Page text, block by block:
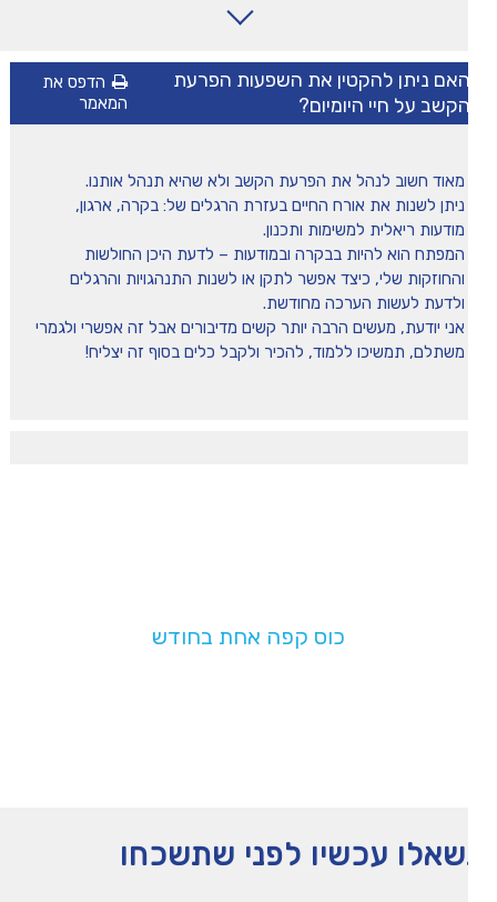
מאמרים
טיפים
משחקים ופעילויות
הכה את המומחה
כוס קפה אחת בחודש
ניתן להקטין את השפעות הפרעת
על חיי היומיום?
הדפס את
המאמר
מאוד חשוב לנהל את הפרעת הקשב ולא שהיא תנהל אותנו.
ניתן לשנות את אורח החיים בעזרת הרגלים של: בקרה, ארגון,
מודעות ריאלית למשימות ותכנון.
המפתח הוא להיות בבקרה ובמודעות – לדעת היכן החולשות
והחוזקות שלי, כיצד אפשר לתקן או לשנות התנהגויות והרגלים
ולדעת לעשות הערכה מחודשת.
אני יודעת, מעשים הרבה יותר קשים מדיבורים אבל זה אפשרי ולגמרי
משתלם, תמשיכו ללמוד, להכיר ולקבל כלים בסוף זה יצליח!
עכשיו לפני שתשכחו